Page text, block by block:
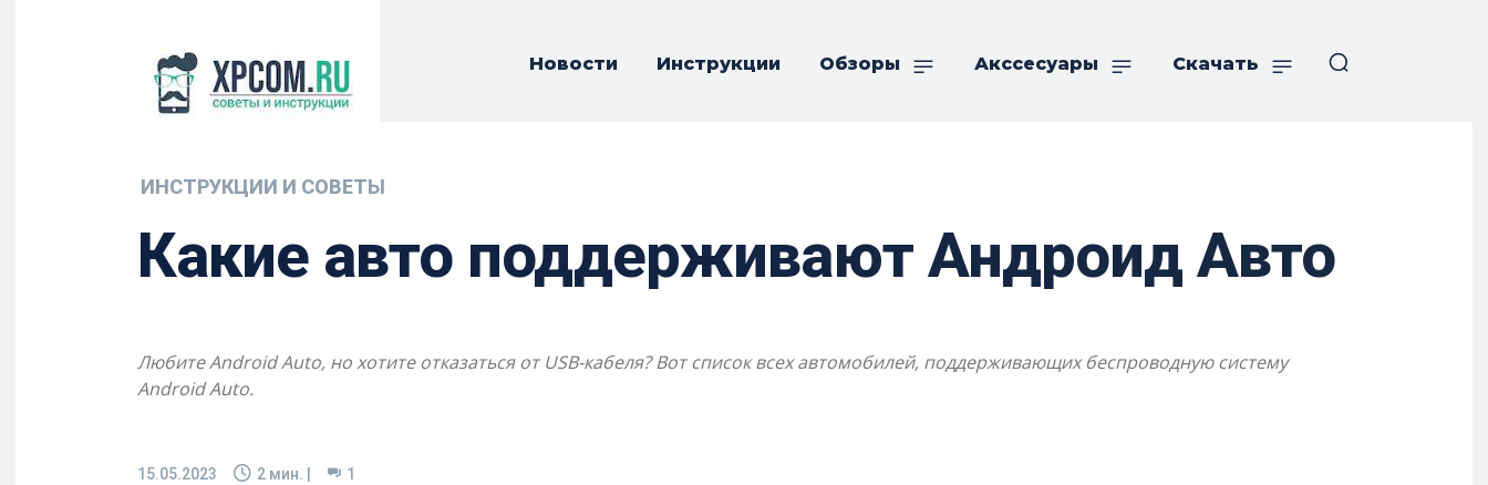
Новости Инструкции Обзоры Акссесуары Скачать
ИНСТРУКЦИИ И СОВЕТЫ
Какие авто поддерживают Андроид Авто
Любите Android Auto, но хотите отказаться от USB-кабеля? Вот список всех автомобилей, поддерживающих беспроводную систему
Android Auto.
15.05.2023 2 мин. | 1